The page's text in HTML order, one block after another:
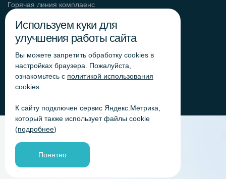
Горячая линия комплаенс
Согласие на обработку персональных данных
Политика обработки файлов cookie
Согласие на обработку персональных данных
«Яндекс.Метрика»
Согласие на обработку персональных данных для
получения рекламно-информационных рассылок
Используем куки для
улучшения работы сайта
Вы можете запретить обработку сookies в
настройках браузера. Пожалуйста,
ознакомьтесь с политикой использования
cookies
К сайту подключен сервис Яндекс.Метрика,
который также использует файлы cookie
(подробнее)
Понятно